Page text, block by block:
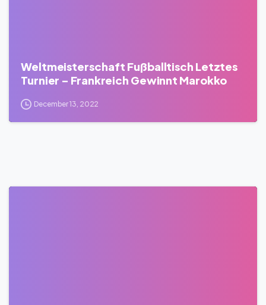
Weltmeisterschaft Fußballtisch Letztes
Turnier – Frankreich Gewinnt Marokko
December 13, 2022